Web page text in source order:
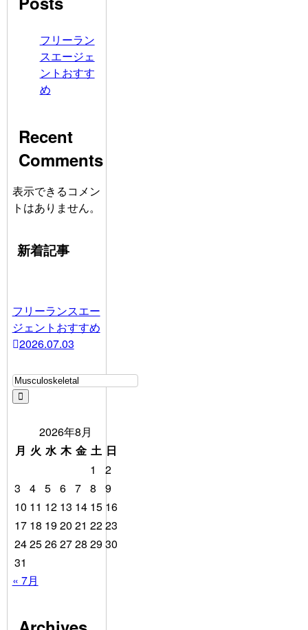
フリーラン
スエージェ
ントおすす
め
Recent
Comments
表示できるコメン
トはありません。
新着記事
フリーランスエー
ジェントおすすめ
2026.07.03
2026年8月
月 火 水 木 金 土 日
1
2
3
4 5 6 7 8
9
10 11 12 13 14 15 16
17 18 1920 21 2223
2425262728 2930
31
« 7月